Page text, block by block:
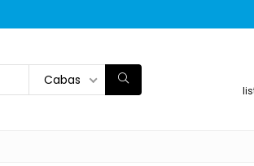
Cabas